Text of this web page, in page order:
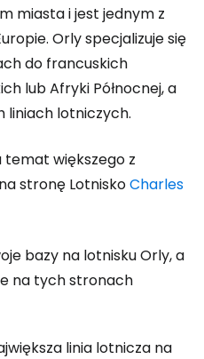
miasta i jest jednym z
Orly specjalizuje się
do francuskich
lub Afryki Północnej, a
liniach lotniczych.
temat większego z
stronę LotniskoCharles
bazy na lotnisku Orly, a
na tych stronach
linia lotnicza na